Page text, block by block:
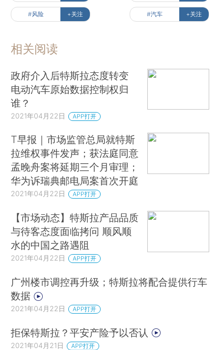
#风险 +关注 #汽车 +关注
相关阅读
政府介入后特斯拉态度转变
电动汽车原始数据控制权归
谁？
2021年04月22日 APP打开
T早报｜市场监管总局就特斯
拉维权事件发声；获法庭同意
孟晚舟案将延期三个月审理；
华为诉瑞典邮电局案首次开庭
2021年04月22日 APP打开
【市场动态】特斯拉产品品质
与待客态度面临拷问 顺风顺
水的中国之路遇阻
2021年04月22日 APP打开
广州楼市调控再升级；特斯拉将配合提供行车
数据
2021年04月22日 APP打开
拒保特斯拉？平安产险予以否认
2021年04月21日 APP打开